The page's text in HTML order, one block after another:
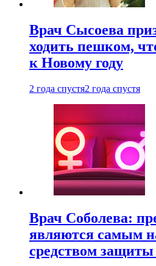
Врач Сысоева
ходить пешком,
к Новому году
2 года спустя2 года спустя
Врач Соболева:
являются самым
средством